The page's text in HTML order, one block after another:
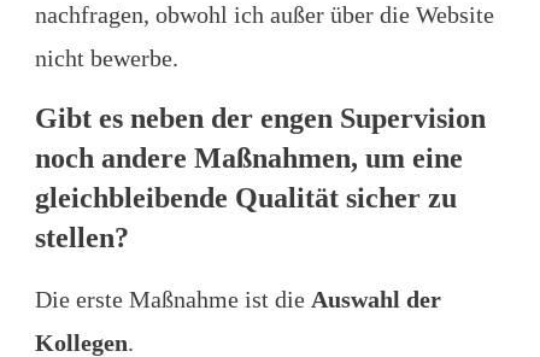
nachfragen, obwohl ich außer über die Website
nicht bewerbe.
Gibt es neben der engen Supervision
noch andere Maßnahmen, um eine
gleichbleibende Qualität sicher zu
stellen?
Die erste Maßnahme ist die Auswahl der
Kollegen.